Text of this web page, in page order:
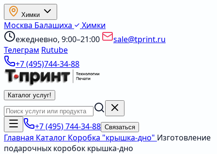
Химки
Москва Балашиха
Химки
ежедневно, 9:00–21:00
sale@tprint.ru
Телеграм Rutube
+7 (495)744-34-88
Каталог услуг!
+7 (495) 744-34-88 Связаться
Главная Каталог Коробка "крышка-дно" Изготовление
подарочных коробок крышка-дно